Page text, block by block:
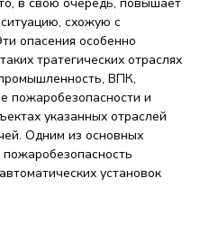
схожую с
опасения особенно
тратегических отраслях
ВПК,
пожаробезопасности и
указанных отраслей
Одним из основных
установок